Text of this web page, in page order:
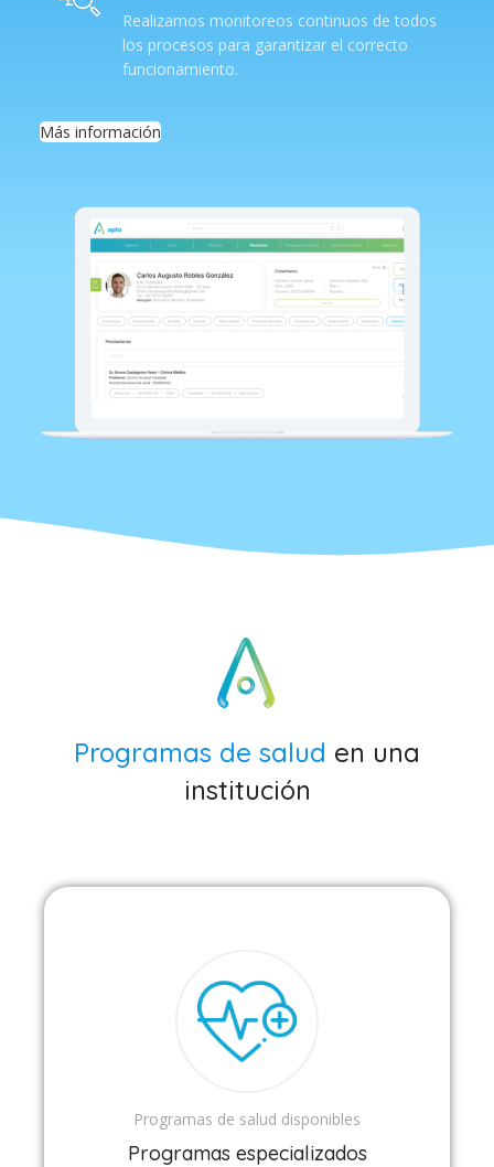
Realizamos monitoreos continuos de todos
los procesos para garantizar el correcto
funcionamiento.
Más información
Programas de salud en una
institución
Programas de salud disponibles
Programas especializados